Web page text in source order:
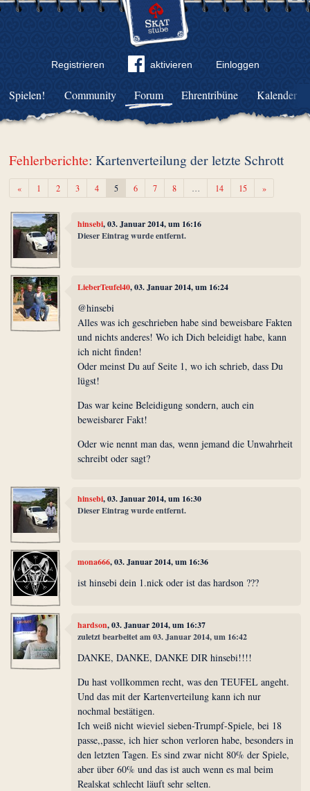
Registrieren aktivieren Einloggen
Community Forum Ehrentribüne Kalender
Spielen!
Fehlerberichte: Kartenverteilung der letzte Schrott
«Zurück1 2 3 4 5 6 7 8 … 14 15 »Weiter
hinsebi, 03. Januar 2014, um 16:16
Dieser Eintrag wurde entfernt.
LieberTeufel40, 03. Januar 2014, um 16:24
@hinsebi
Alles was ich geschrieben habe sind beweisbare Fakten
und nichts anderes! Wo ich Dich beleidigt habe, kann
ich nicht finden!
Oder meinst Du auf Seite 1, wo ich schrieb, dass Du
lügst!
Das war keine Beleidigung sondern, auch ein
beweisbarer Fakt!
Oder wie nennt man das, wenn jemand die Unwahrheit
schreibt oder sagt?
hinsebi, 03. Januar 2014, um 16:30
Dieser Eintrag wurde entfernt.
mona666, 03. Januar 2014, um 16:36
ist hinsebi dein 1.nick oder ist das hardson ???
hardson, 03. Januar 2014, um 16:37
zuletzt bearbeitet am 03. Januar 2014, um 16:42
DANKE, DANKE, DANKE DIR hinsebi!!!!
Du hast vollkommen recht, was den TEUFEL angeht.
Und das mit der Kartenverteilung kann ich nur
nochmal bestätigen.
Ich weiß nicht wieviel sieben-Trumpf-Spiele, bei 18
passe,,passe, ich hier schon verloren habe, besonders in
den letzten Tagen. Es sind zwar nicht 80% der Spiele,
aber über 60% und das ist auch wenn es mal beim
Realskat schlecht läuft sehr selten.